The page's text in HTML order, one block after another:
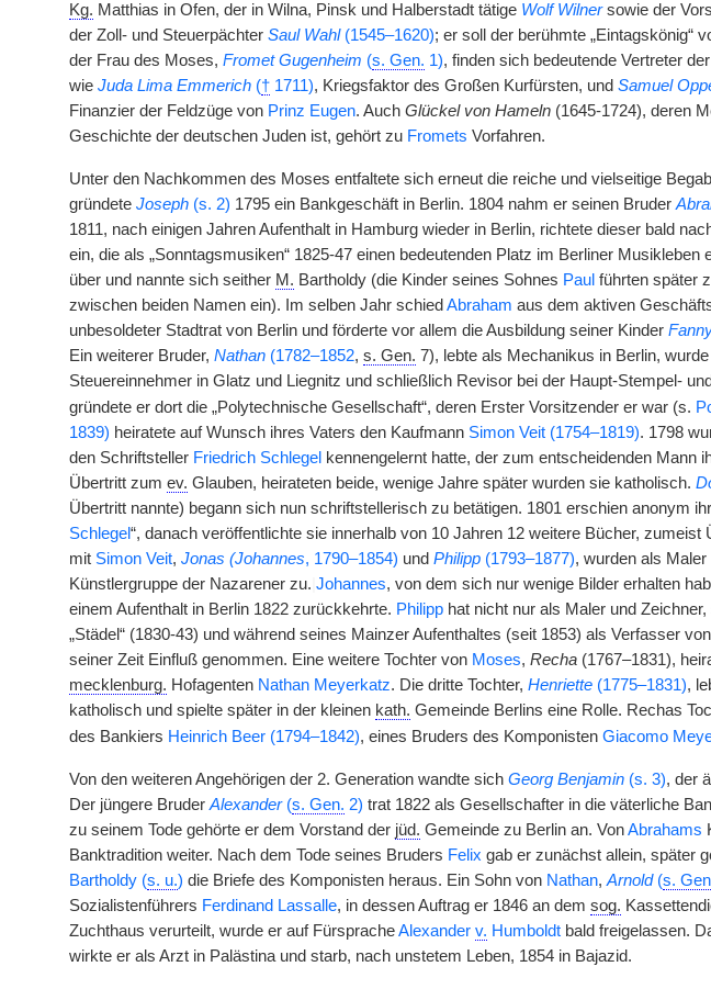
Kg. Matthias in Ofen, der in Wilna, Pinsk und Halberstadt tätige Wolf Wilnersowie der
der Zoll- und Steuerpächter Saul Wahl(1545–1620); er soll der berühmte „Eintagskönig“
der Frau des Moses, Fromet Gugenheim (s. Gen. 1), finden sich bedeutende Vertreter
wie Juda Lima Emmerich(†1711), Kriegsfaktor des Großen Kurfürsten, und Samuel
Finanzier der Feldzüge von Prinz Eugen. Auch Glückel von Hameln(1645-1724), deren
Geschichte der deutschen Juden ist, gehört zu Fromets Vorfahren.
Unter den Nachkommen des Moses entfaltete sich erneut die reiche und vielseitige
gründete Joseph(s. 2) 1795 ein Bankgeschäft in Berlin. 1804 nahm er seinen Bruder
1811, nach einigen Jahren Aufenthalt in Hamburg wieder in Berlin, richtete dieser bald
ein, die als „Sonntagsmusiken“ 1825-47 einen bedeutenden Platz im Berliner Musikleben
über und nannte sich seither M. Bartholdy (die Kinder seines Sohnes Paul führten später
zwischen beiden Namen ein). Im selben Jahr schied Abraham aus dem aktiven
unbesoldeter Stadtrat von Berlin und förderte vor allem die Ausbildung seiner Kinder
Ein weiterer Bruder, Nathan(1782–1852, s. Gen. 7), lebte als Mechanikus in Berlin,
Steuereinnehmer in Glatz und Liegnitz und schließlich Revisor bei der Haupt-Stempel-
gründete er dort die „Polytechnische Gesellschaft“, deren Erster Vorsitzender er war (s.
1839) heiratete auf Wunsch ihres Vaters den Kaufmann Simon Veit (1754–1819). 1798
den Schriftsteller Friedrich Schlegel kennengelernt hatte, der zum entscheidenden Mann
Übertritt zum ev. Glauben, heirateten beide, wenige Jahre später wurden sie katholisch.
Übertritt nannte) begann sich nun schriftstellerisch zu betätigen. 1801 erschien anonym
Schlegel“, danach veröffentlichte sie innerhalb von 10 Jahren 12 weitere Bücher,
mit Simon Veit, Jonas (Johannes, 1790–1854) und Philipp(1793–1877), wurden als
Künstlergruppe der Nazarener zu. Johannes, von dem sich nur wenige Bilder erhalten
einem Aufenthalt in Berlin 1822 zurückkehrte. Philipphat nicht nur als Maler und
„Städel“ (1830-43) und während seines Mainzer Aufenthaltes (seit 1853) als Verfasser
seiner Zeit Einfluß genommen. Eine weitere Tochter von Moses, Recha(1767–1831),
mecklenburg. Hofagenten Nathan Meyerkatz. Die dritte Tochter, Henriette(1775–1831),
katholisch und spielte später in der kleinen kath. Gemeinde Berlins eine Rolle. Rechas
des Bankiers Heinrich Beer (1794–1842), eines Bruders des Komponisten Giacomo
Von den weiteren Angehörigen der 2. Generation wandte sich Georg Benjamin(s. 3), der
Der jüngere Bruder Alexander(s. Gen. 2) trat 1822 als Gesellschafter in die väterliche
zu seinem Tode gehörte er dem Vorstand der jüd. Gemeinde zu Berlin an. VonAbrahams
Banktradition weiter. Nach dem Tode seines Bruders Felix gab er zunächst allein, später
Bartholdy (s. u.) die Briefe des Komponisten heraus. Ein Sohn von Nathan, Arnold(s.
Sozialistenführers Ferdinand Lassalle, in dessen Auftrag er 1846 an dem sog.
Zuchthaus verurteilt, wurde er auf FürspracheAlexander v. Humboldtbald freigelassen.
wirkte er als Arzt in Palästina und starb, nach unstetem Leben, 1854 in Bajazid.